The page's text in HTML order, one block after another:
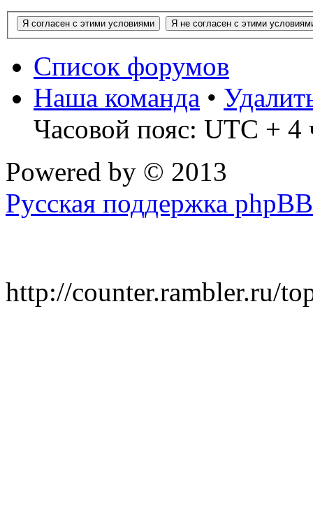
Список форумов
Наша команда •
Часовой пояс: UTC + 4
Powered by © 2013
Русская поддержка phpBB
http://counter.rambler.ru/